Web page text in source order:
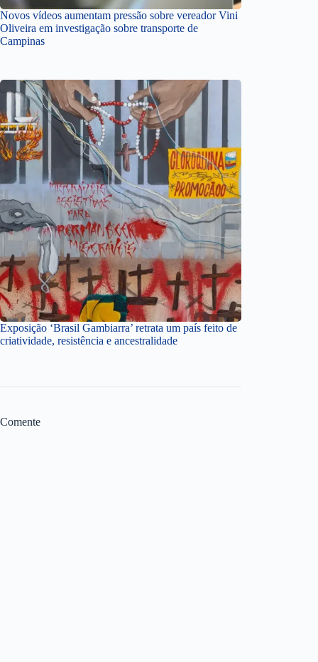
Novos vídeos aumentam pressão sobre vereador Vini
Oliveira em investigação sobre transporte de
Campinas
Exposição ‘Brasil Gambiarra’ retrata um país feito de
criatividade, resistência e ancestralidade
Comente